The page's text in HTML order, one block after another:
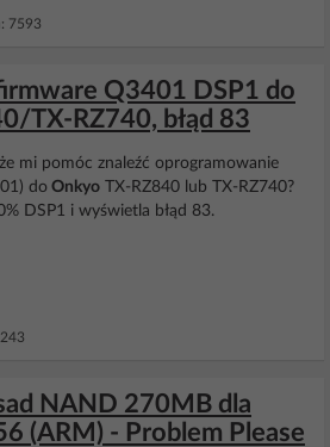
7593
Q3401 DSP1 do
TX-RZ740, błąd 83
mi pomóc znaleźć oprogramowanie
do Onkyo TX-RZ840 lub TX-RZ740?
DSP1 i wyświetla błąd 83.
NAND 270MB dla
(ARM) - Problem Please